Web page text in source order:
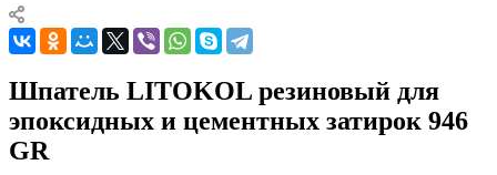
Шпатель LITOKOL резиновый для
эпоксидных и цементных затирок 946
GR